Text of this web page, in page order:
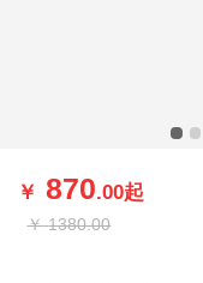
￥ 870.00起
￥ 1380.00